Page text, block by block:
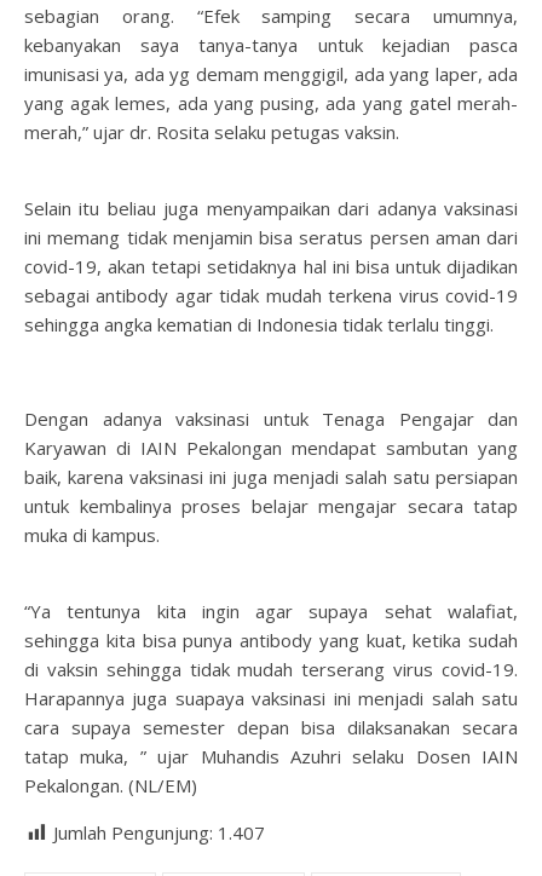
sebagian orang. “Efek samping secara umumnya,
kebanyakan saya tanya-tanya untuk kejadian pasca
imunisasi ya, ada yg demam menggigil, ada yang laper, ada
yang agak lemes, ada yang pusing, ada yang gatel merah-
merah,” ujar dr. Rosita selaku petugas vaksin.
Selain itu beliau juga menyampaikan dari adanya vaksinasi
ini memang tidak menjamin bisa seratus persen aman dari
covid-19, akan tetapi setidaknya hal ini bisa untuk dijadikan
sebagai antibody agar tidak mudah terkena virus covid-19
sehingga angka kematian di Indonesia tidak terlalu tinggi.
Dengan adanya vaksinasi untuk Tenaga Pengajar dan
Karyawan di IAIN Pekalongan mendapat sambutan yang
baik, karena vaksinasi ini juga menjadi salah satu persiapan
untuk kembalinya proses belajar mengajar secara tatap
muka di kampus.
“Ya tentunya kita ingin agar supaya sehat walafiat,
sehingga kita bisa punya antibody yang kuat, ketika sudah
di vaksin sehingga tidak mudah terserang virus covid-19.
Harapannya juga suapaya vaksinasi ini menjadi salah satu
cara supaya semester depan bisa dilaksanakan secara
tatap muka, ” ujar Muhandis Azuhri selaku Dosen IAIN
Pekalongan. (NL/EM)
Jumlah Pengunjung: 1.407